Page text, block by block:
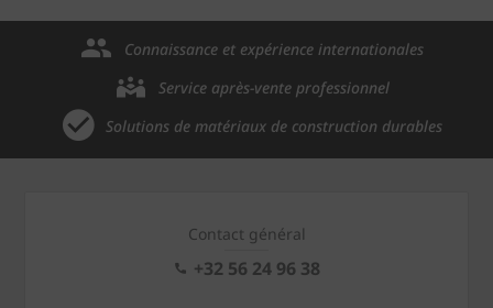
Connaissance et expérience internationales
Service après-vente professionnel
Solutions de matériaux de construction durables
Contact général
+32 56 24 96 38